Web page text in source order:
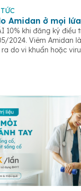
Amidan ở mọi
10% khi đăng ký điều
2024. Viêm Amidan
do vi khuẩn hoặc